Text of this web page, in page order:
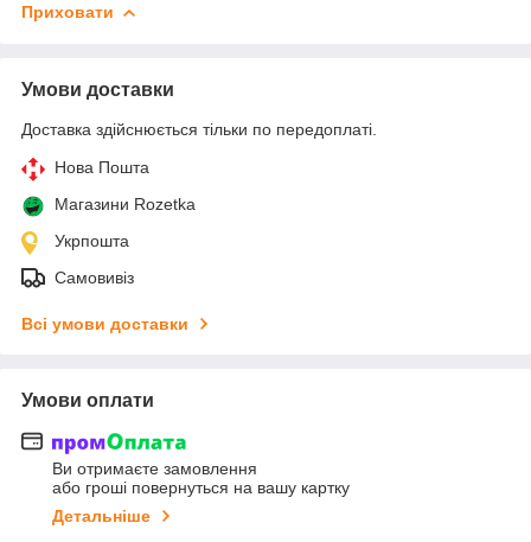
Приховати
Умови доставки
Доставка здійснюється тільки по передоплаті.
Нова Пошта
Магазини Rozetka
Укрпошта
Самовивіз
Всі умови доставки
Умови оплати
Ви отримаєте замовлення
або гроші повернуться на вашу картку
Детальніше